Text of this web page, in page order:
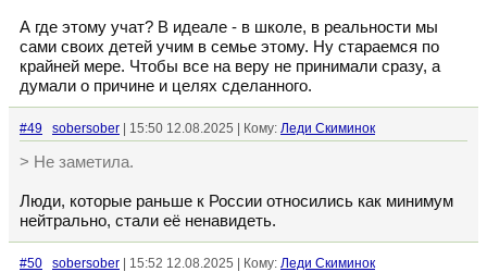
А где этому учат? В идеале - в школе, в реальности мы
сами своих детей учим в семье этому. Ну стараемся по
крайней мере. Чтобы все на веру не принимали сразу, а
думали о причине и целях сделанного.
#49 sobersober | 15:50 12.08.2025 | Кому: Леди Скиминок
> Не заметила.
Люди, которые раньше к России относились как минимум
нейтрально, стали её ненавидеть.
#50 sobersober | 15:52 12.08.2025 | Кому: Леди Скиминок